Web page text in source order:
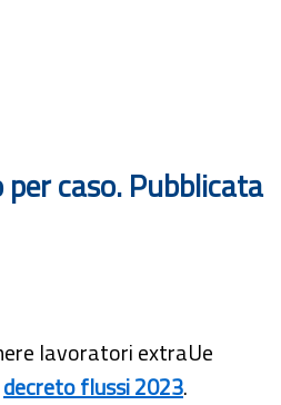
caso. Pubblicata
lavoratori extraUe
decreto flussi 2023.